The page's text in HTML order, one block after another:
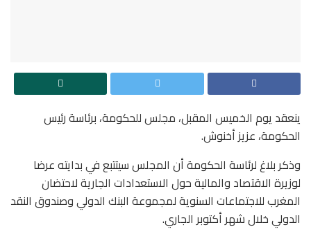
ينعقد يوم الخميس المقبل، مجلس للحكومة، برئاسة رئيس
الحكومة، عزيز أخنوش.
وذكر بلاغ لرئاسة الحكومة أن المجلس سيتتبع في بدايته عرضا
لوزيرة الاقتصاد والمالية حول الاستعدادات الجارية لاحتضان
المغرب للاجتماعات السنوية لمجموعة البنك الدولي وصندوق النقد
الدولي خلال شهر أكتوبر الجاري.